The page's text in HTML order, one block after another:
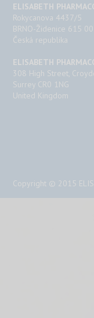
ELISABETH
Rokycanova 4437/5
BRNO-Židenice 615 00
Česká republika
ELISABETH
308 High Street,
Surrey CR0 1NG
United Kingdom
Copyright © 2015